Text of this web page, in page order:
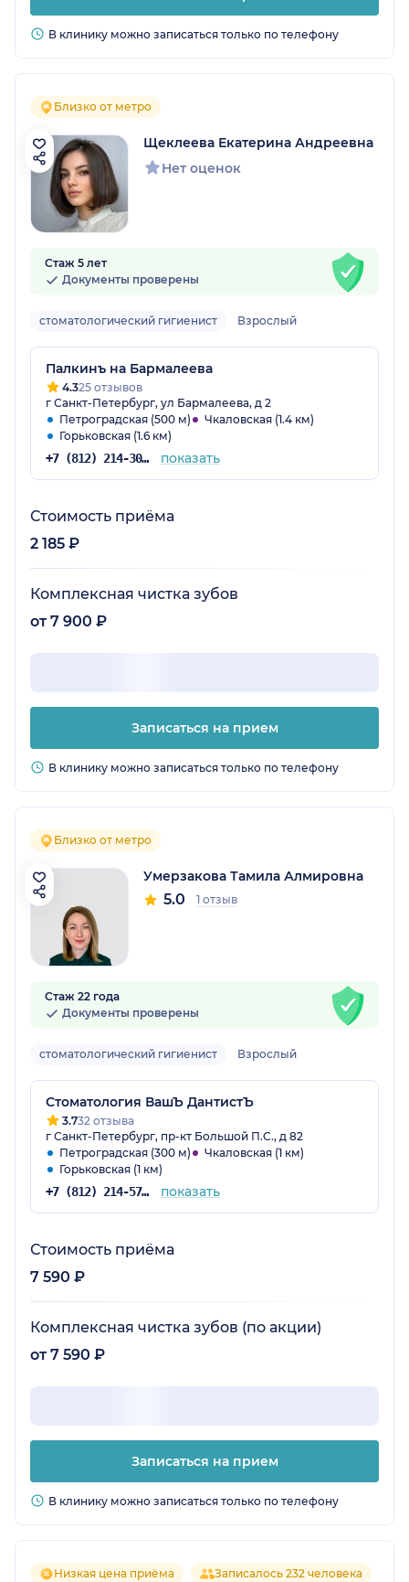
В клинику можно записаться только по телефону
Близко от метро
Щеклеева Екатерина Андреевна
Нет оценок
Стаж 5 лет
Документы проверены
стоматологический гигиенист Взрослый
Палкинъ на Бармалеева
4.325 отзывов
г Санкт-Петербург, ул Бармалеева, д 2
Петроградская (500 м)
Чкаловская (1.4 км)
Горьковская (1.6 км)
+7 (812) 214-30-52 показать
Стоимость приёма
2 185 ₽
Комплексная чистка зубов
от 7 900 ₽
Записаться на прием
В клинику можно записаться только по телефону
Близко от метро
Умерзакова Тамила Алмировна
5.0 1 отзыв
Стаж 22 года
Документы проверены
стоматологический гигиенист Взрослый
Стоматология ВашЪ ДантистЪ
3.732 отзыва
г Санкт-Петербург, пр-кт Большой П.С., д 82
Петроградская (300 м)
Чкаловская (1 км)
Горьковская (1 км)
+7 (812) 214-57-08 показать
Стоимость приёма
7 590 ₽
Комплексная чистка зубов (по акции)
от 7 590 ₽
Записаться на прием
В клинику можно записаться только по телефону
Низкая цена приёма Записалось 232 человека